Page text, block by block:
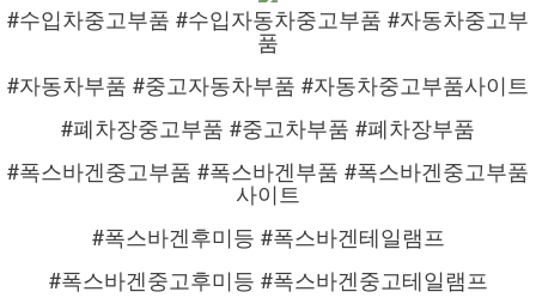
#수입차중고부품 #수입자동차중고부품 #자동차중고부
품
#자동차부품 #중고자동차부품 #자동차중고부품사이트
#폐차장중고부품 #중고차부품 #폐차장부품
#폭스바겐중고부품 #폭스바겐부품 #폭스바겐중고부품
사이트
#폭스바겐후미등 #폭스바겐테일램프
#폭스바겐중고후미등 #폭스바겐중고테일램프